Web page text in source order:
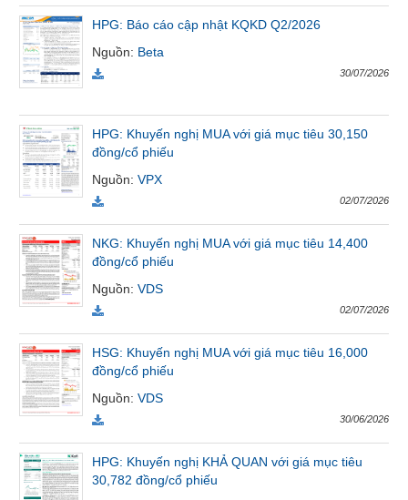
HPG: Báo cáo cập nhật KQKD Q2/2026
Nguồn: Beta
30/07/2026
HPG: Khuyến nghị MUA với giá mục tiêu 30,150
đồng/cổ phiếu
Nguồn:VPX
02/07/2026
NKG: Khuyến nghị MUA với giá mục tiêu 14,400
đồng/cổ phiếu
Nguồn:VDS
02/07/2026
HSG: Khuyến nghị MUA với giá mục tiêu 16,000
đồng/cổ phiếu
Nguồn:VDS
30/06/2026
HPG: Khuyến nghị KHẢ QUAN với giá mục tiêu
30,782 đồng/cổ phiếu
BẤT
ĐỘNG
SẢN
chứng
khoán
(-)
Tất cả Cổ phiếu Chứng
Lãnh
đạo
(-)
Người nội bộ
Tin
tức
(-)
Bài
viết
của